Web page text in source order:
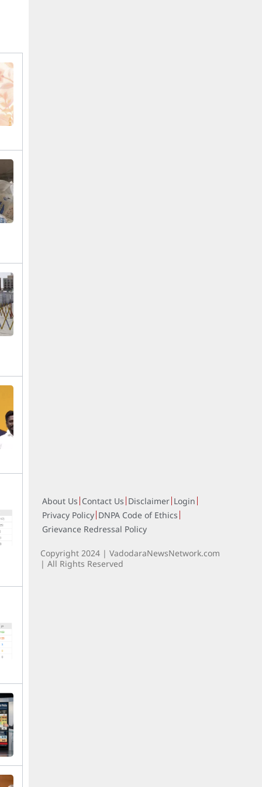
About Us Contact Us Disclaimer Login
Privacy Policy DNPA Code of Ethics
Grievance Redressal Policy
Copyright 2024 | VadodaraNewsNetwork.com
| All Rights Reserved